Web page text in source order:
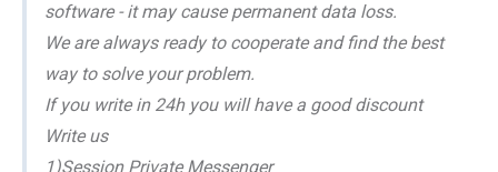
software - it may cause permanent data loss.
We are always ready to cooperate and find the best
way to solve your problem.
If you write in 24h you will have a good discount
Write us
1)Session Private Messenger